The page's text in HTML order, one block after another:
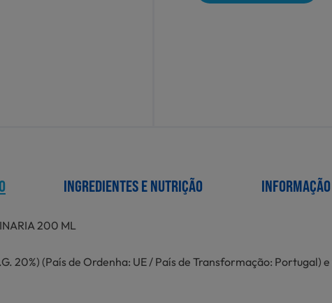
INGREDIENTES E NUTRIÇÃO
200 ML
20%) (País de Ordenha: UE / País de Transformação: Portugal)